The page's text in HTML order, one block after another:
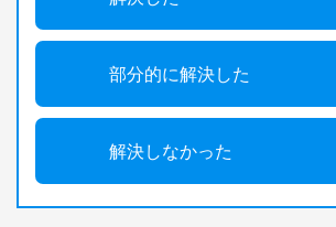
部分的に解決した
解決しなかった